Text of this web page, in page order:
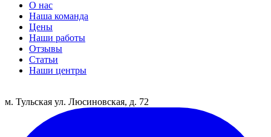
О нас
Наша команда
Цены
Наши работы
Отзывы
Статьи
Наши центры
м. Тульская ул. Люсиновская, д. 72